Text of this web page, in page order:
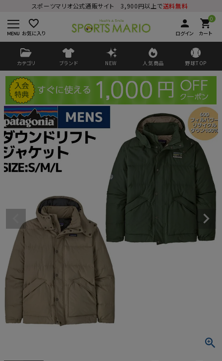
スポーツマリオ公式通販サイト 3,900円以上で送料無料
favorite_border
お気に入り
person
ログイン
0
shopping_cart
カート
カテゴリ ブランド NEW 人気商品 野球TOP
ログイン 会員登録
ようこそ ゲスト 様
商品が見つからない方はこちら
最近閲覧した商品